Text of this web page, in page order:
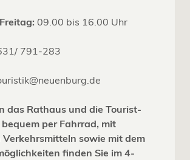
09.00 bis 16.00 Uhr
791-283
das Rathaus und die Tourist-
per Fahrrad, mit
sowie mit dem
finden Sie im 4-